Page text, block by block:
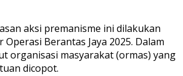
aksi premanisme ini dilakukan
Berantas Jaya 2025. Dalam
organisasi masyarakat (ormas) yang
dicopot.